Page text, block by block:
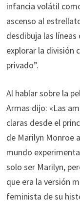
infancia volátil
ascenso al
desdibuja las
explorar la división
privado”.
Al hablar sobre la
Armas dijo: «Las
claras desde el
de Marilyn Monroe
mundo
solo ser Marilyn,
que era la versión
feminista de su